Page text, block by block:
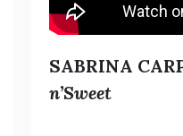
SABRINA
n’Sweet